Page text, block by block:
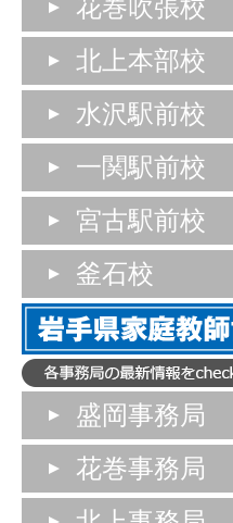
花巻吹張校
北上本部校
水沢駅前校
一関駅前校
宮古駅前校
釜石校
盛岡事務局
花巻事務局